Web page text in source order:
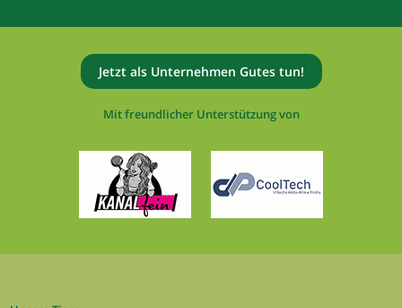
Jetzt als Unternehmen Gutes tun!
Mit freundlicher Unterstützung von